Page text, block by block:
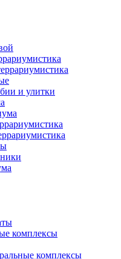
и улитки
комплексы
комплексы